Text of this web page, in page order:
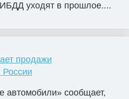
уходят в прошлое....
продажи
России
автомобили» сообщает,